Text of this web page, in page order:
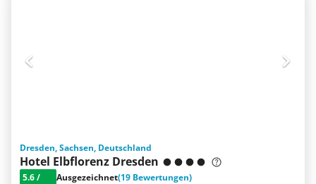
Dresden, Sachsen, Deutschland
Hotel Elbflorenz Dresden
5.6/
Ausgezeichnet(19 Bewertungen)